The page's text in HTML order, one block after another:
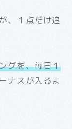
、１点だけ追
グを、毎日１
ナスが入るよ